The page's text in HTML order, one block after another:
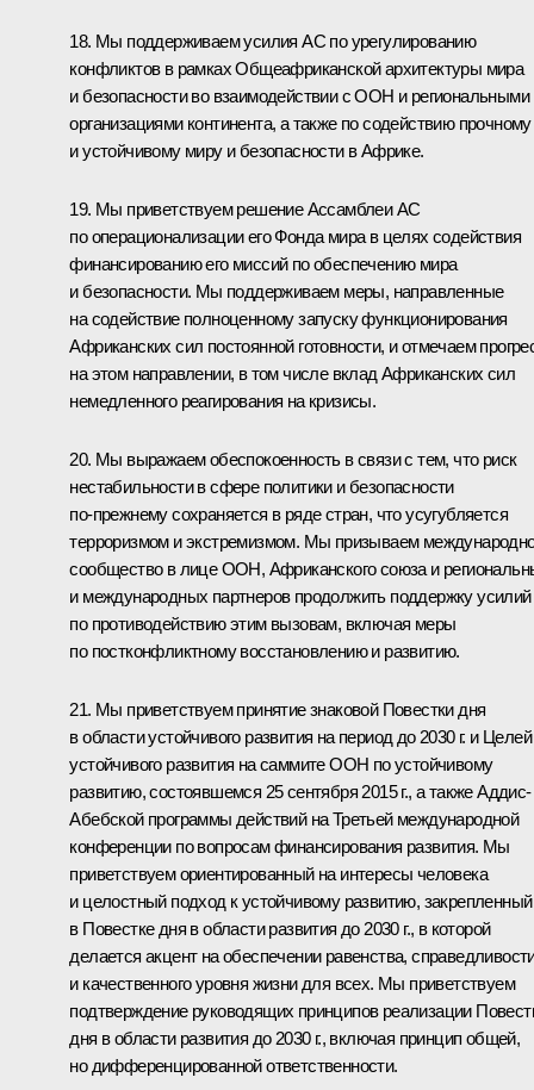
18. Мы поддерживаем усилия АС по урегулированию
конфликтов в рамках Общеафриканской архитектуры мира
и безопасности во взаимодействии с ООН и региональными
организациями континента, а также по содействию прочному
и устойчивому миру и безопасности в Африке.
19. Мы приветствуем решение Ассамблеи АС
по операционализации его Фонда мира в целях содействия
финансированию его миссий по обеспечению мира
и безопасности. Мы поддерживаем меры, направленные
на содействие полноценному запуску функционирования
Африканских сил постоянной готовности, и отмечаем
на этом направлении, в том числе вклад Африканских сил
немедленного реагирования на кризисы.
20. Мы выражаем обеспокоенность в связи с тем, что риск
нестабильности в сфере политики и безопасности
по‑прежнему сохраняется в ряде стран, что усугубляется
терроризмом и экстремизмом. Мы призываем
сообщество в лице ООН, Африканского союза и
и международных партнеров продолжить поддержку усилий
по противодействию этим вызовам, включая меры
по постконфликтному восстановлению и развитию.
21. Мы приветствуем принятие знаковой Повестки дня
в области устойчивого развития на период до 2030 г. и Целей
устойчивого развития на саммите ООН по устойчивому
развитию, состоявшемся 25 сентября 2015 г., а также Аддис-
Абебской программы действий на Третьей международной
конференции по вопросам финансирования развития. Мы
приветствуем ориентированный на интересы человека
и целостный подход к устойчивому развитию, закрепленный
в Повестке дня в области развития до 2030 г., в которой
делается акцент на обеспечении равенства,
и качественного уровня жизни для всех. Мы приветствуем
подтверждение руководящих принципов реализации
дня в области развития до 2030 г., включая принцип общей,
но дифференцированной ответственности.